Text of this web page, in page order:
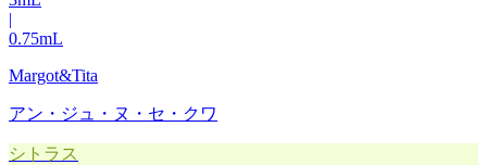
|
0.75mL
Margot&Tita
アン・ジュ・ヌ・セ・クワ
シトラス